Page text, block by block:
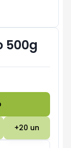
500g
+20 un